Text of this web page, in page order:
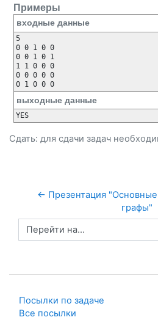
Примеры
входные данные
5
0 0 1 0 0
0 0 1 0 1
1 1 0 0 0
0 0 0 0 0
выходные данные
Сдать: для сдачи задач
← Презентация
графы"
Перейти на...
Посылки по задаче
Все посылки